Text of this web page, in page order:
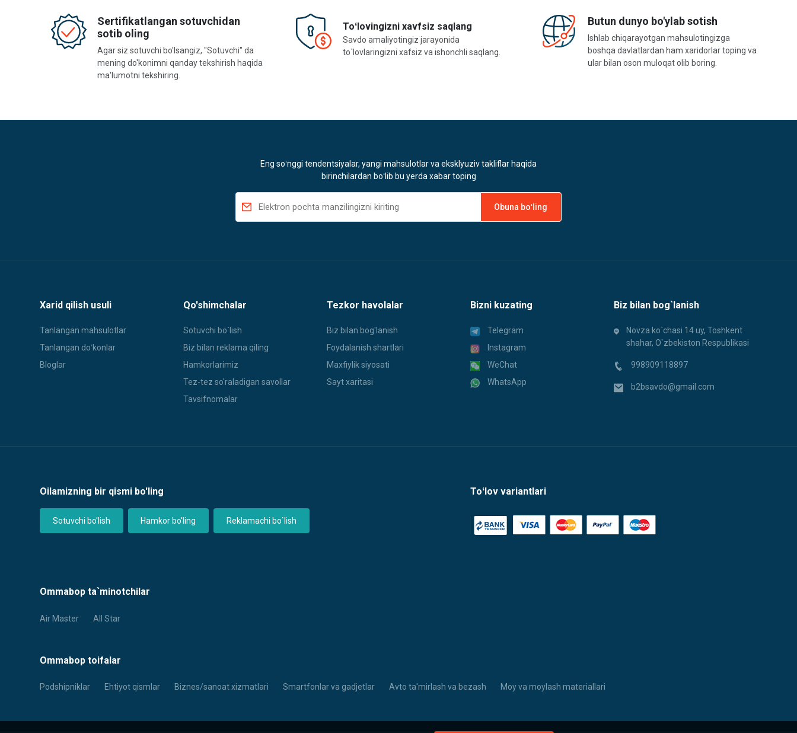
Sertifikatlangan sotuvchidan
sotib oling
Agar siz sotuvchi bo'lsangiz, "Sotuvchi" da
mening do'konimni qanday tekshirish haqida
ma'lumotni tekshiring.
Toʻlovingizni xavfsiz saqlang
Savdo amaliyotingiz jarayonida
to`lovlaringizni xafsiz va ishonchli saqlang.
Butun dunyo bo'ylab sotish
Ishlab chiqarayotgan mahsulotingizga
boshqa davlatlardan ham xaridorlar toping va
ular bilan oson muloqat olib boring.
Eng soʻnggi tendentsiyalar, yangi mahsulotlar va eksklyuziv takliflar haqida
birinchilardan boʻlib bu yerda xabar toping
Xarid qilish usuli
Tanlangan mahsulotlar
Tanlangan doʻkonlar
Bloglar
Qo'shimchalar
Sotuvchi bo`lish
Biz bilan reklama qiling
Hamkorlarimiz
Tez-tez so'raladigan savollar
Tavsifnomalar
Tezkor havolalar
Biz bilan bog'lanish
Foydalanish shartlari
Maxfiylik siyosati
Sayt xaritasi
Bizni kuzating
Telegram
Instagram
WeChat
WhatsApp
Biz bilan bog`lanish
Novza ko`chasi 14 uy, Toshkent
shahar, O`zbekiston Respublikasi
998909118897
b2bsavdo@gmail.com
Oilamizning bir qismi bo'ling
Sotuvchi bo'lish Hamkor bo'ling Reklamachi bo`lish
Toʻlov variantlari
Ommabop ta`minotchilar
Air Master All Star
Ommabop toifalar
Podshipniklar Ehtiyot qismlar Biznes/sanoat xizmatlari Smartfonlar va gadjetlar Avto ta'mirlash va bezash Moy va moylash materiallari